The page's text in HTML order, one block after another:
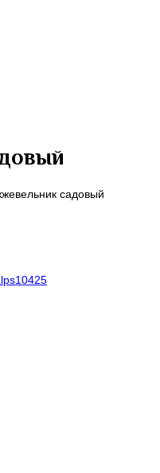
садовый